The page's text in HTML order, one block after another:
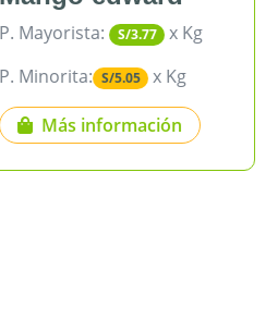
P. Mayorista: S/2.25
P. Minorita: S/4.45
Más información